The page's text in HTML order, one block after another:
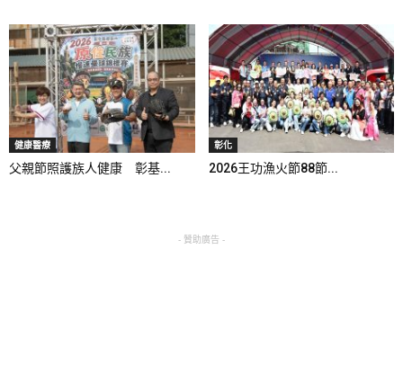
健康醫療
父親節照護族人健康 彰基...
彰化
2026王功漁火節88節...
- 贊助廣告 -